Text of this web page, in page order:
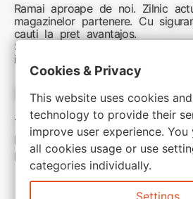
Ramai aproape de noi. Zilnic
magazinelor partenere. Cu
cauti la pret avantajos.
Sunteti aici pentru reduceri
inspirate
Link-uri utile:
Termeni si conditii
Politica de confidentialitate
Politica de cookie
Cookies & Privacy
This website uses cookies
technology to provide their
improve user experience.
all cookies usage or use
categories individually.
Settings